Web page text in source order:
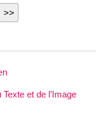
et de l’Image